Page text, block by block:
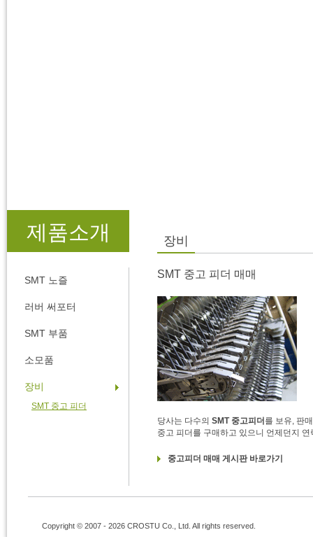
제품소개 장비
SMT 노즐
러버 써포터
SMT 부품
소모품
장비
SMT 중고 피더
SMT 중고 피더 매매
당사는 다수의 SMT 중고피더 를 보유, 판
중고 피더를 구매하고 있으니 언제던지
중고피더 매매 게시판 바로가기
Copyright © 2007 - 2026 CROSTU Co., Ltd. All rights reserved.